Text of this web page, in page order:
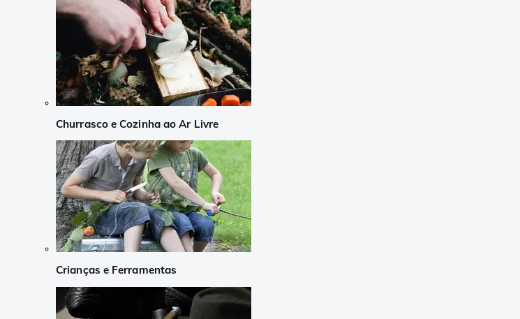
Churrasco e Cozinha ao Ar Livre
Crianças e Ferramentas